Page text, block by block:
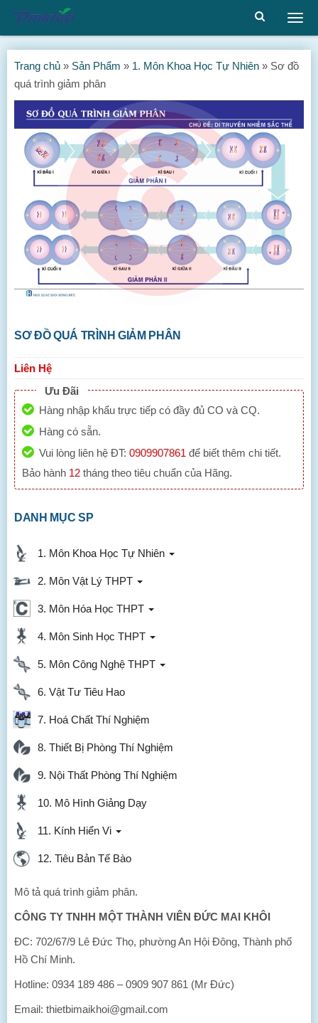
Trang chủ » Sản Phẩm » 1. Môn Khoa Học Tự Nhiên » Sơ đồ
quá trình giảm phân
SƠ ĐỒ QUÁ TRÌNH GIẢM PHÂN
Liên Hệ
Ưu Đãi
Hàng nhập khẩu trực tiếp có đầy đủ CO và CQ.
Hàng có sẵn.
Vui lòng liên hệ ĐT: 0909907861 để biết thêm chi tiết.
Bảo hành 12 tháng theo tiêu chuẩn của Hãng.
DANH MỤC SP
1. Môn Khoa Học Tự Nhiên
2. Môn Vật Lý THPT
3. Môn Hóa Học THPT
4. Môn Sinh Học THPT
5. Môn Công Nghệ THPT
6. Vật Tư Tiêu Hao
7. Hoá Chất Thí Nghiệm
8. Thiết Bị Phòng Thí Nghiệm
9. Nội Thất Phòng Thí Nghiệm
10. Mô Hình Giảng Dạy
11. Kính Hiển Vi
12. Tiêu Bản Tế Bào
Mô tả quá trình giảm phân.
CÔNG TY TNHH MỘT THÀNH VIÊN ĐỨC MAI KHÔI
ĐC: 702/67/9 Lê Đức Thọ, phường An Hội Đông, Thành phố
Hồ Chí Minh.
Hotline: 0934 189 486 – 0909 907 861 (Mr Đức)
Email: thietbimaikhoi@gmail.com